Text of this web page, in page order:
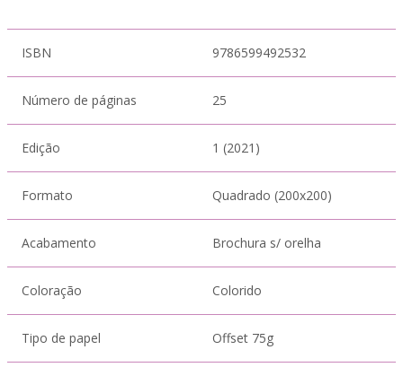
ISBN 9786599492532
Número de páginas 25
Edição 1 (2021)
Formato Quadrado (200x200)
Acabamento Brochura s/ orelha
Coloração Colorido
Tipo de papel Offset 75g